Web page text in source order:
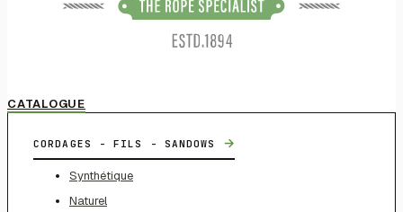
CATALOGUE
CORDAGES - FILS - SANDOWS →
Synthétique
Naturel